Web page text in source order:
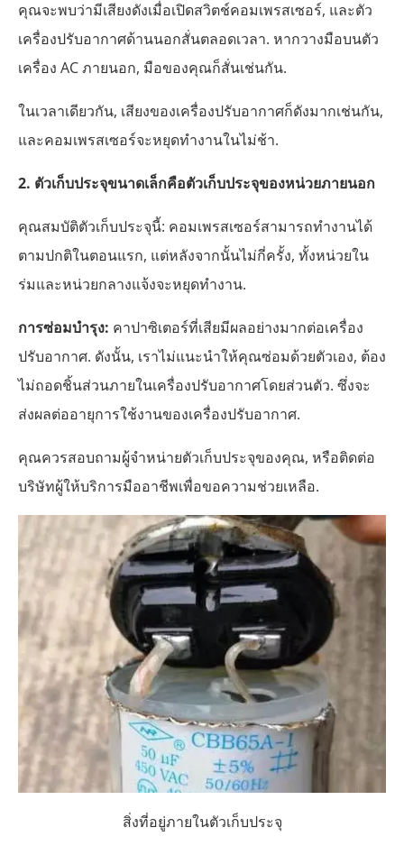
คุณจะพบว่ามีเสียงดังเมื่อเปิดสวิตช์คอมเพรสเซอร์, และตัว
เครื่องปรับอากาศด้านนอกสั่นตลอดเวลา. หากวางมือบนตัว
เครื่อง AC ภายนอก, มือของคุณก็สั่นเช่นกัน.
ในเวลาเดียวกัน, เสียงของเครื่องปรับอากาศก็ดังมากเช่นกัน,
และคอมเพรสเซอร์จะหยุดทำงานในไม่ช้า.
2. ตัวเก็บประจุขนาดเล็กคือตัวเก็บประจุของหน่วยภายนอก
คุณสมบัติตัวเก็บประจุนี้: คอมเพรสเซอร์สามารถทำงานได้
ตามปกติในตอนแรก, แต่หลังจากนั้นไม่กี่ครั้ง, ทั้งหน่วยใน
ร่มและหน่วยกลางแจ้งจะหยุดทำงาน.
การซ่อมบำรุง: คาปาซิเตอร์ที่เสียมีผลอย่างมากต่อเครื่อง
ปรับอากาศ. ดังนั้น, เราไม่แนะนำให้คุณซ่อมด้วยตัวเอง, ต้อง
ไม่ถอดชิ้นส่วนภายในเครื่องปรับอากาศโดยส่วนตัว. ซึ่งจะ
ส่งผลต่ออายุการใช้งานของเครื่องปรับอากาศ.
คุณควรสอบถามผู้จำหน่ายตัวเก็บประจุของคุณ, หรือติดต่อ
บริษัทผู้ให้บริการมืออาชีพเพื่อขอความช่วยเหลือ.
สิ่งที่อยู่ภายในตัวเก็บประจุ